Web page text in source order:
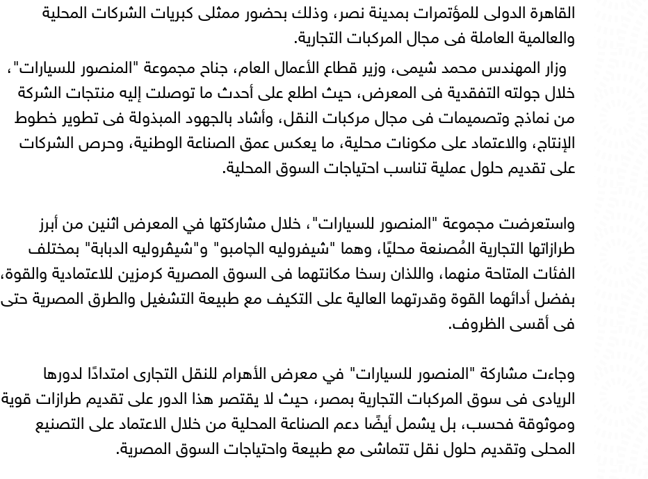
القاهرة الدولى للمؤتمرات بمدينة نصر، وذلك بحضور ممثلى كبريات الشركات المحلية
والعالمية العاملة فى مجال المركبات التجارية.
وزار المهندس محمد شيمى، وزير قطاع الأعمال العام، جناح مجموعة "المنصور للسيارات"،
خلال جولته التفقدية فى المعرض، حيث اطلع على أحدث ما توصلت إليه منتجات الشركة
من نماذج وتصميمات فى مجال مركبات النقل، وأشاد بالجهود المبذولة فى تطوير خطوط
الإنتاج، والاعتماد على مكونات محلية، ما يعكس عمق الصناعة الوطنية، وحرص الشركات
على تقديم حلول عملية تناسب احتياجات السوق المحلية.
واستعرضت مجموعة "المنصور للسيارات"، خلال مشاركتها في المعرض اثنين من أبرز
طرازاتها التجارية المُصنعة محليًا، وهما "شيفروليه الچامبو" و"شيڤروليه الدبابة" بمختلف
الفئات المتاحة منهما، واللذان رسخا مكانتهما فى السوق المصرية كرمزين للاعتمادية والقوة،
بفضل أدائهما القوة وقدرتهما العالية على التكيف مع طبيعة التشغيل والطرق المصرية حتى
فى أقسى الظروف.
وجاءت مشاركة "المنصور للسيارات" في معرض الأهرام للنقل التجارى امتدادًا لدورها
الريادى فى سوق المركبات التجارية بمصر، حيث لا يقتصر هذا الدور على تقديم طرازات قوية
وموثوقة فحسب، بل يشمل أيضًا دعم الصناعة المحلية من خلال الاعتماد على التصنيع
المحلى وتقديم حلول نقل تتماشى مع طبيعة واحتياجات السوق المصرية.